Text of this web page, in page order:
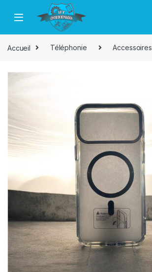
Passer à la navigation
Aller au contenu
Accueil Téléphonie Accessoires